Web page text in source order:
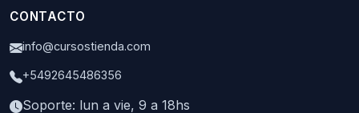
CONTACTO
info@cursostienda.com
+5492645486356
Soporte: lun a vie, 9 a 18hs